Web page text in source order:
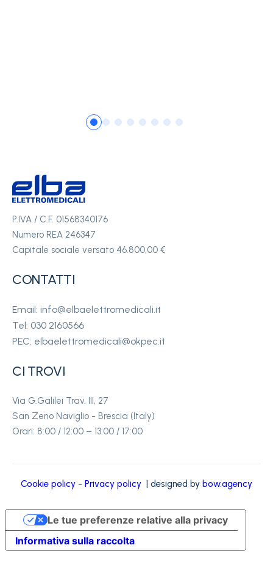
P.IVA / C.F. 01568340176
Numero REA 246347
Capitale sociale versato 46.800,00 €
CONTATTI
Email: info@elbaelettromedicali.it
Tel: 030 2160566
PEC: elbaelettromedicali@okpec.it
CI TROVI
Via G.Galilei Trav. III, 27
San Zeno Naviglio - Brescia (Italy)
Orari: 8:00 / 12:00 – 13:00 / 17:00
Cookie policy - Privacy policy | designed by bow.agency
Informativa sulla raccolta
Le tue preferenze relative alla privacy